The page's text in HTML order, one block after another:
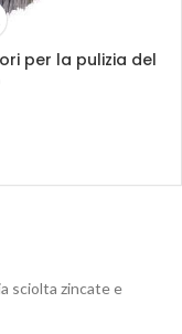
per la pulizia del
sciolta zincate e